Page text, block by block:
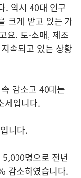
. 역시 40대 인구
크게 받고 있는 가
요. 도·소매, 제조
속되고 있는 상황
감소고 40대는
세입니다.
니다.
명으로 전년
감소하였습니다.